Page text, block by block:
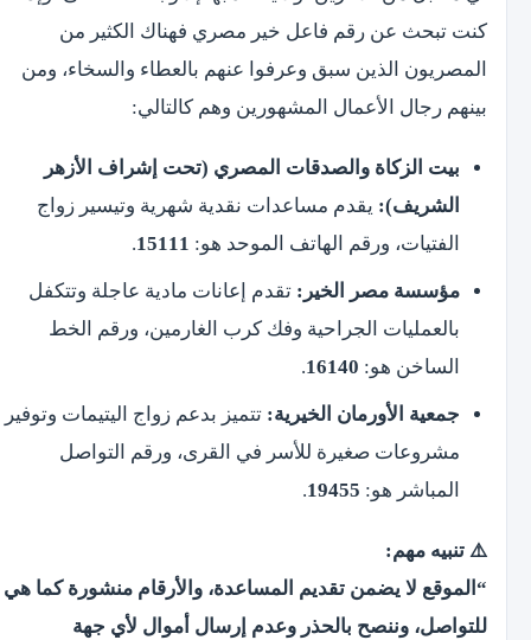
كنت تبحث عن رقم فاعل خير مصري فهناك الكثير من
المصريون الذين سبق وعرفوا عنهم بالعطاء والسخاء، ومن
بينهم رجال الأعمال المشهورين وهم كالتالي:
بيت الزكاة والصدقات المصري (تحت إشراف الأزهر
الشريف): يقدم مساعدات نقدية شهرية وتيسير زواج
الفتيات، ورقم الهاتف الموحد هو: 15111
.
مؤسسة مصر الخير: تقدم إعانات مادية عاجلة وتتكفل
بالعمليات الجراحية وفك كرب الغارمين، ورقم الخط
الساخن هو: 16140
.
جمعية الأورمان الخيرية: تتميز بدعم زواج اليتيمات وتوفير
مشروعات صغيرة للأسر في القرى، ورقم التواصل
المباشر هو: 19455
.
⚠️ تنبيه مهم:
“الموقع لا يضمن تقديم المساعدة، والأرقام منشورة كما هي
للتواصل، وننصح بالحذر وعدم إرسال أموال لأي جهة